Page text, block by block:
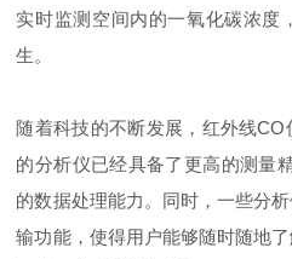
实时监测空间内的一氧化碳浓度
生。
随着科技的不断发展，红外线
的分析仪已经具备了更高的测量
的数据处理能力。同时，一些分
输功能，使得用户能够随时随地